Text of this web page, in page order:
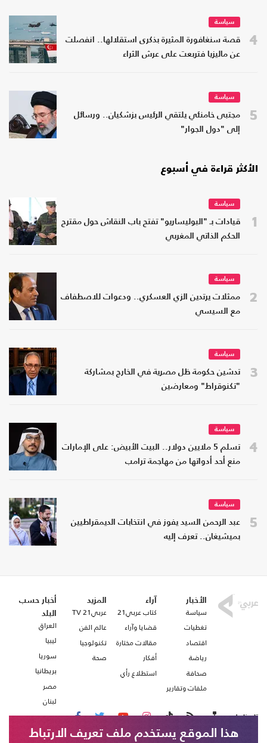
4
سياسة
قصة سنغافورة المثيرة بذكرى استقلالها.. انفصلت
عن ماليزيا فتربعت على عرش الثراء
5
سياسة
مجتبى خامنئي يلتقي الرئيس بزشكيان.. ورسائل
إلى "دول الجوار"
الأكثر قراءة في أسبوع
1
سياسة
قيادات بـ "البوليساريو" تفتح باب النقاش حول مقترح
الحكم الذاتي المغربي
2
سياسة
ممثلات يرتدين الزي العسكري.. ودعوات للاصطفاف
مع السيسي
3
سياسة
تدشين حكومة ظل مصرية في الخارج بمشاركة
"تكنوقراط" ومعارضين
4
سياسة
تسلم 5 ملايين دولار.. البيت الأبيض: على الإمارات
منع أحد أدواتها من مهاجمة ترامب
5
سياسة
عبد الرحمن السيد يفوز في انتخابات الديمقراطيين
بميشيغان.. تعرف إليه
الأخبار
سياسة
تغطيات
اقتصاد
رياضة
صحافة
ملفات وتقارير
آراء
كتاب عربي21
قضايا وآراء
مقالات مختارة
أفكار
استطلاع رأي
المزيد
عربي21 TV
عالم الفن
تكنولوجيا
صحة
أخبار حسب
البلد
العراق
ليبيا
سوريا
بريطانيا
مصر
لبنان
تابعنا على
هذا الموقع يستخدم ملف تعريف الارتباط